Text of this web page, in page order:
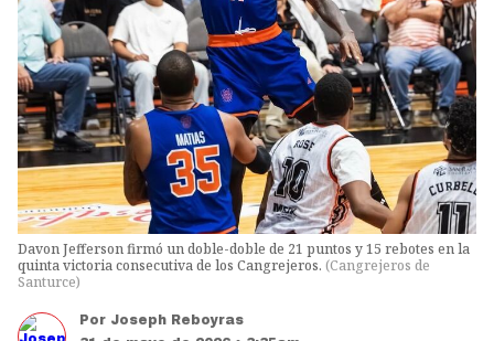
Davon Jefferson firmó un doble-doble de 21 puntos y 15 rebotes en la
quinta victoria consecutiva de los Cangrejeros. (Cangrejeros de
Santurce)
Por Joseph Reboyras